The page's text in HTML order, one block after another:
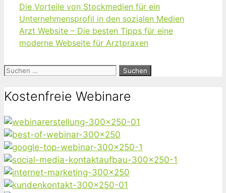
Die Vorteile von Stockmedien für ein
Unternehmensprofil in den sozialen Medien
Arzt Website – Die besten Tipps für eine
moderne Webseite für Arztpraxen
Suchen
Kostenfreie Webinare